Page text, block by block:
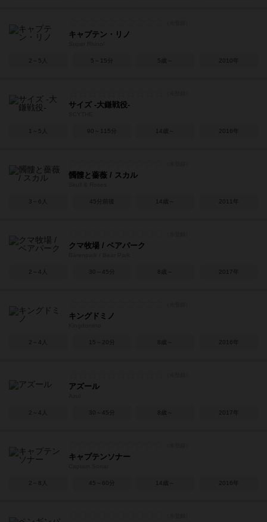
キャプテン・リノ
2～5人 5～15分 5歳～ 2010年
サイズ -大鎌戦役-
1～5人 90～115分 14歳～ 2016年
髑髏と薔薇 / スカル
3～6人 45分前後 14歳～ 2011年
クマ牧場 / ベアパーク
2～4人 30～45分 8歳～ 2017年
キングドミノ
2～4人 15～20分 8歳～ 2016年
アズール
2～4人 30～45分 8歳～ 2017年
キャプテンソナー
2～8人 45～60分 14歳～ 2016年